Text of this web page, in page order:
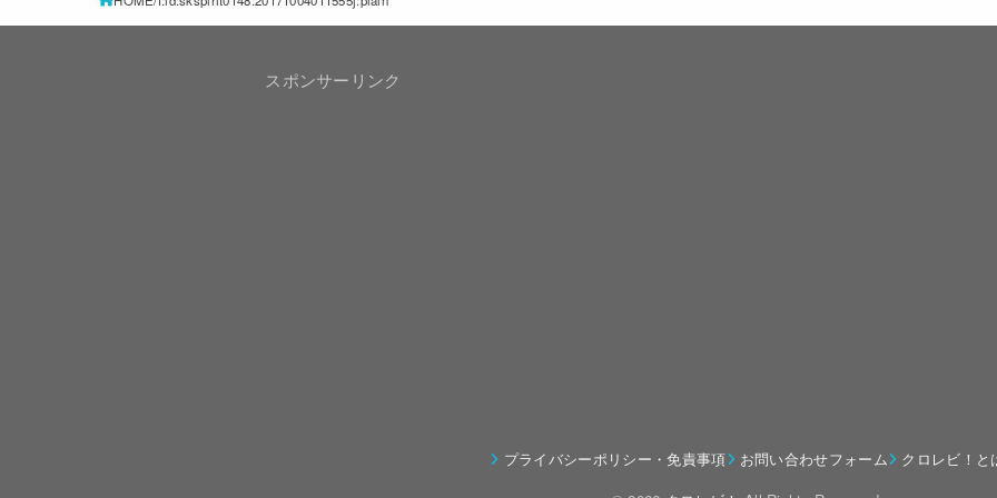
スポンサーリンク
プライバシーポリシー・免責事項 お問い合わせフォーム
クロレビ！と